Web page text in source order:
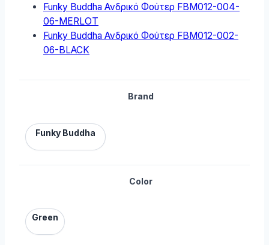
Funky Buddha Ανδρικό Φούτερ FBM012-004-
06-MERLOT
Funky Buddha Ανδρικό Φούτερ FBM012-002-
06-BLACK
Brand
Funky Buddha
Color
Green